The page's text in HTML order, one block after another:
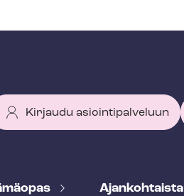
Kirjaudu asiointipalveluun
Ajankohtaista